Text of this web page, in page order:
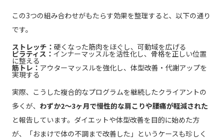
この3つの組み合わせがもたらす効果を整理すると、以下の通り
です。
ストレッチ： 硬くなった筋肉をほぐし、可動域を広げる
ピラティス： インナーマッスルを活性化し、骨格を正しい位置
に整える
筋トレ： アウターマッスルを強化し、体型改善・代謝アップを
実現する
実際、こうした複合的なプログラムを継続したクライアントの
多くが、 わずか2〜3ヶ月で慢性的な肩こりや腰痛が軽減された
と報告しています。ダイエットや体型改善を目的に始めた方
が、「おまけで体の不調まで改善した」というケースも珍しく